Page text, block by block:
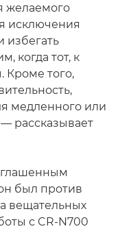
желаемого
исключения
избегать
когда тот, к
Кроме того,
медленного или
рассказывает
был против
вещательных
с CR-N700